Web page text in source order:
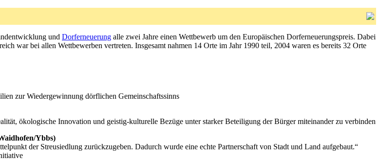
und Dorferneuerung alle zwei Jahre einen Wettbewerb um den Europäischen Dorferneuerungspreis. Dabei
war bei allen Wettbewerben vertreten. Insgesamt nahmen 14 Orte im Jahr 1990 teil, 2004 waren es bereits 32 Orte
zur Wiedergewinnung dörflichen Gemeinschaftssinns
ökologische Innovation und geistig-kulturelle Bezüge unter starker Beteiligung der Bürger miteinander zu verbinden
Ybbs)
der Streusiedlung zurückzugeben. Dadurch wurde eine echte Partnerschaft von Stadt und Land aufgebaut.“